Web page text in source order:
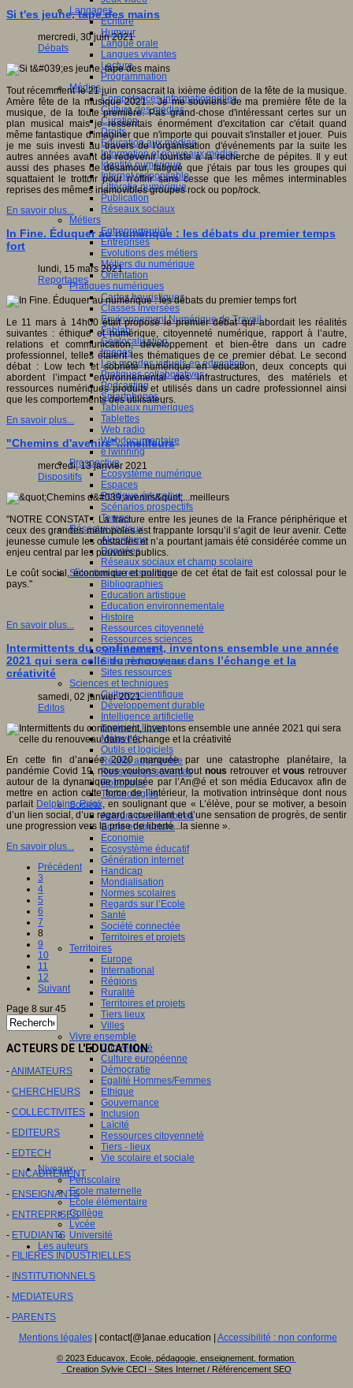
Langages
Ecriture
Humour
Langue orale
Langues vivantes
Lecture
Programmation
Médias
Compétences informationnelles
Culture des médias
Curation
Droits
Education aux médias
Information et nouveaux médias
Identité numérique
Internet responsable
Littératie numérique
Publication
Réseaux sociaux
Métiers
Entrepreneuriat
Entreprises
Evolutions des métiers
Métiers du numérique
Orientation
Pratiques numériques
Cartes heuristiques
Classes inversées
Environnement Numérique de Travail
Fablab
Géolocalisation
Images
Les mondes virtuels en éducation
Pratiques collaboratives
Podcasting
Smartphones
Tableaux numériques
Tablettes
Web radio
Webdocumentaire
eTwinning
Prospective
Ecosystème numérique
Espaces
Politique éducative
Scénarios prospectifs
Temps
Réseaux sociaux
Algorithme
Données
Réseaux sociaux et champ scolaire
Sélection de ressources
Bibliographies
Education artistique
Education environnementale
Histoire
Ressources citoyenneté
Ressources sciences
Sites éducatifs
Sites pédagogiques
Sites ressources
Sciences et techniques
Culture scientifique
Développement durable
Intelligence artificielle
Logiciels libres
Métavers
Outils et logiciels
Réalité augmentée
Ressources sciences
Robotique
Technologies
Société
Acteurs des territoires
Ecole et structure
Economie
Ecosystème éducatif
Génération internet
Handicap
Mondialisation
Normes scolaires
Regards sur l’Ecole
Santé
Société connectée
Territoires et projets
Territoires
Europe
International
Régions
Ruralité
Territoires et projets
Tiers lieux
Villes
Vivre ensemble
Citoyenneté
Culture européenne
Démocratie
Egalité Hommes/Femmes
Ethique
Gouvernance
Inclusion
Laïcité
Ressources citoyenneté
Tiers - lieux
Vie scolaire et sociale
Niveaux
Périscolaire
Ecole maternelle
Ecole élémentaire
Collège
Lycée
Université
Les auteurs
Si t'es jeune, tape des mains
mercredi, 30 juin 2021
Débats
Tout récemment le 21 juin consacrait la ixième édition de la fête de la musique.
Amère fête de la musique 2021... Je me souviens de ma première fête de la
musique, de la toute première. Pas grand-chose d'intéressant certes sur un
plan musical mais je ressentais énormément d'excitation car c'était quand
même fantastique d'imaginer que n'importe qui pouvait s'installer et jouer. Puis
je me suis investi au travers de l'organisation d'événements par la suite les
autres années avant de redevenir touriste à la recherche de pépites. Il y eut
aussi des phases de désamour, fatigué que j'étais par tous les groupes qui
squattaient le trottoir pour n'offrir sans cesse que les mêmes interminables
reprises des mêmes inamovibles groupes rock ou pop/rock.
En savoir plus...
In Fine. Éduquer au numérique : les débats du premier temps
fort
lundi, 15 mars 2021
Reportages
Le 11 mars à 14h00 était proposé le premier débat qui abordait les réalités
suivantes : éthique et numérique, citoyenneté numérique, rapport à l’autre,
relations et communication, développement et bien-être dans un cadre
professionnel, telles étaient les thématiques de ce premier débat. Le second
débat : Low tech et sobriété numérique en éducation, deux concepts qui
abordent l’impact environnemental des infrastructures, des matériels et
ressources numériques produits et utilisés dans un cadre professionnel ainsi
que les comportements des utilisateurs.
En savoir plus...
"Chemins d'avenirs"...meilleurs
mercredi, 13 janvier 2021
Dispositifs
"NOTRE CONSTAT : La fracture entre les jeunes de la France périphérique et
ceux des grandes métropoles est frappante lorsqu’il s’agit de leur avenir. Cette
jeunesse cumule les obstacles et n’a pourtant jamais été considérée comme un
enjeu central par les pouvoirs publics.
Le coût social, économique et politique de cet état de fait est colossal pour le
pays."
En savoir plus...
Intermittents du confinement, inventons ensemble une année
2021 qui sera celle du renouveau dans l’échange et la
créativité
samedi, 02 janvier 2021
Editos
En cette fin d’année 2020 marquée par une catastrophe planétaire, la
pandémie Covid 19, nous voulons avant tout nous retrouver et vous retrouver
autour de la dynamique impulsée par l’An@é et son média Educavox afin de
mettre en action cette force de l’intérieur, la motivation intrinsèque dont nous
parlait Delphine Roux, en soulignant que « L’élève, pour se motiver, a besoin
d’un lien social, d’un regard accueillant et d’une sensation de progrès, de sentir
une progression vers la prise de liberté...la sienne ».
En savoir plus...
Précédent
3
4
5
6
7
8
9
10
11
12
Suivant
Page 8 sur 45
ACTEURS DE L'EDUCATION
-ANIMATEURS
- CHERCHEURS
- COLLECTIVITES
- EDITEURS
- EDTECH
- ENCADREMENT
- ENSEIGNANTS
- ENTREPRISES
- ETUDIANTS
- FILIERES INDUSTRIELLES
- INSTITUTIONNELS
- MEDIATEURS
- PARENTS
Mentions légales| contact[@]anae.education | Accessibilité : non conforme
© 2023 Educavox, Ecole, pédagogie, enseignement, formation
Creation Sylvie CECI - Sites Internet / Référencement SEO